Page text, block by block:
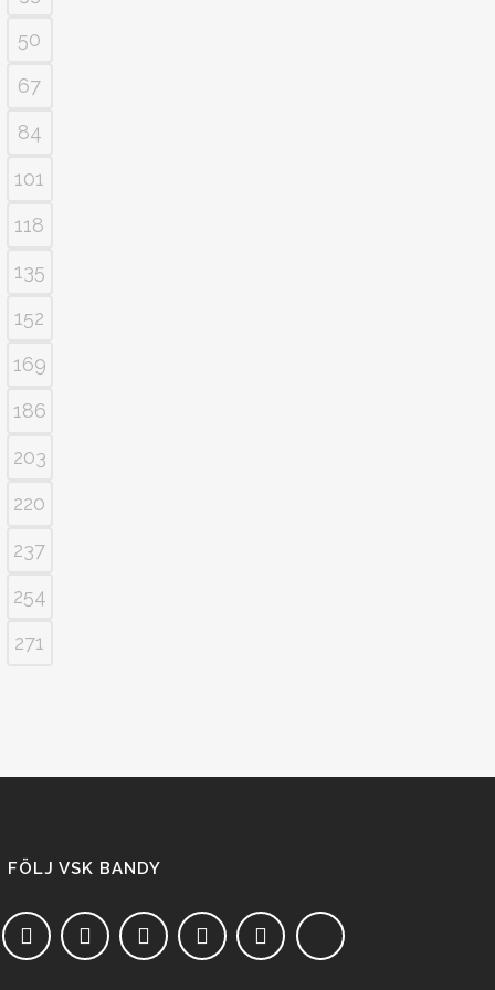
50
67
84
101
118
135
152
169
186
203
220
237
254
271
FÖLJ VSK BANDY